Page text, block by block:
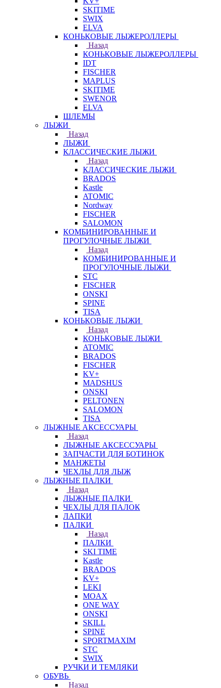
SKITIME
SWIX
ELVA
КОНЬКОВЫЕ ЛЫЖЕРОЛЛЕРЫ
Назад
КОНЬКОВЫЕ ЛЫЖЕРОЛЛЕРЫ
IDT
FISCHER
MAPLUS
SKITIME
SWENOR
ELVA
ШЛЕМЫ
ЛЫЖИ
Назад
ЛЫЖИ
КЛАССИЧЕСКИЕ ЛЫЖИ
Назад
КЛАССИЧЕСКИЕ ЛЫЖИ
BRADOS
Kastle
ATOMIC
Nordway
FISCHER
SALOMON
КОМБИНИРОВАННЫЕ И
ПРОГУЛОЧНЫЕ ЛЫЖИ
Назад
КОМБИНИРОВАННЫЕ И
ПРОГУЛОЧНЫЕ ЛЫЖИ
STC
FISCHER
ONSKI
SPINE
TISA
КОНЬКОВЫЕ ЛЫЖИ
Назад
КОНЬКОВЫЕ ЛЫЖИ
ATOMIC
BRADOS
FISCHER
KV+
MADSHUS
ONSKI
PELTONEN
SALOMON
TISA
ЛЫЖНЫЕ АКСЕССУАРЫ
Назад
ЛЫЖНЫЕ АКСЕССУАРЫ
ЗАПЧАСТИ ДЛЯ БОТИНОК
МАНЖЕТЫ
ЧЕХЛЫ ДЛЯ ЛЫЖ
ЛЫЖНЫЕ ПАЛКИ
Назад
ЛЫЖНЫЕ ПАЛКИ
ЧЕХЛЫ ДЛЯ ПАЛОК
ЛАПКИ
ПАЛКИ
Назад
ПАЛКИ
SKI TIME
Kastle
BRADOS
KV+
LEKI
MOAX
ONE WAY
ONSKI
SKILL
SPINE
SPORTMAXIM
STC
SWIX
РУЧКИ И ТЕМЛЯКИ
ОБУВЬ
Назад